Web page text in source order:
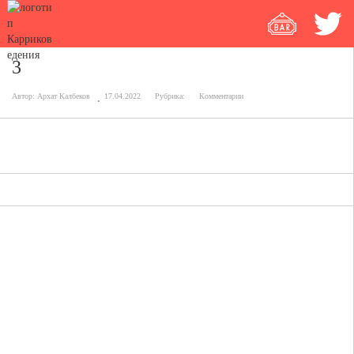
3
Автор: Архат Калбеков 17.04.2022 Рубрика: Комментарии